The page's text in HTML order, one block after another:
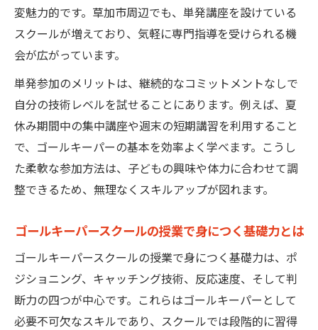
失敗しないゴールキーパースクール選びの秘訣
ゴールキーパースクール選びで比較すべき
ポイント
草加市で後悔しないゴールキーパースクー
ルの見極め方
柔軟な通い方が可能なゴールキーパースク
ールの特徴
ゴールキーパースクール体験参加で確認し
たい点
カリキュラムや指導方針で選ぶゴールキー
変魅力的です。草加市周辺でも、単発講座を設けている
スクールが増えており、気軽に専門指導を受けられる機
会が広がっています。
単発参加のメリットは、継続的なコミットメントなしで
自分の技術レベルを試せることにあります。例えば、夏
休み期間中の集中講座や週末の短期講習を利用すること
で、ゴールキーパーの基本を効率よく学べます。こうし
た柔軟な参加方法は、子どもの興味や体力に合わせて調
整できるため、無理なくスキルアップが図れます。
ゴールキーパースクールの授業で身につく基礎力とは
ゴールキーパースクールの授業で身につく基礎力は、ポ
ジショニング、キャッチング技術、反応速度、そして判
断力の四つが中心です。これらはゴールキーパーとして
必要不可欠なスキルであり、スクールでは段階的に習得